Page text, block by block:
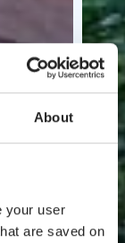
About
your user
are saved on